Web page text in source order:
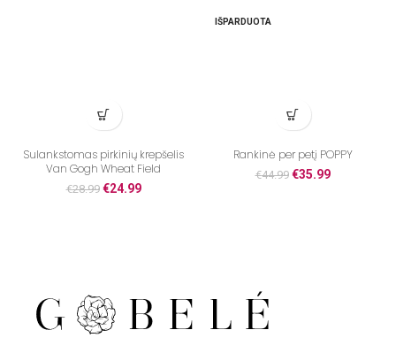
Sulankstomas pirkinių krepšelis
Van Gogh Wheat Field
€28.99 €24.99
IŠPARDUOTA
Rankinė per petį POPPY
€44.99 €35.99